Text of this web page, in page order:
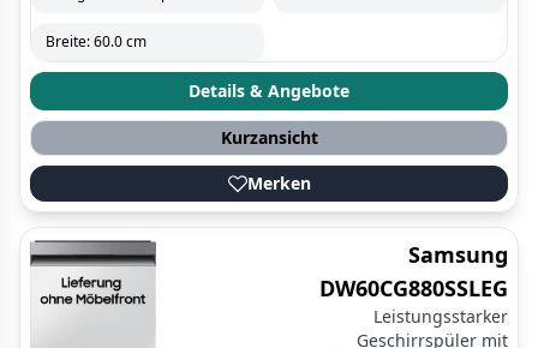
Breite: 60.0 cm
Details & Angebote
Kurzansicht
Merken
Samsung
DW60CG880SSLEG
Leistungsstarker
Geschirrspüler mit